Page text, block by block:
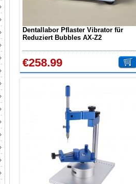
Dentallabor Pflaster Vibrator für
Reduziert Bubbles AX-Z2
€258.99